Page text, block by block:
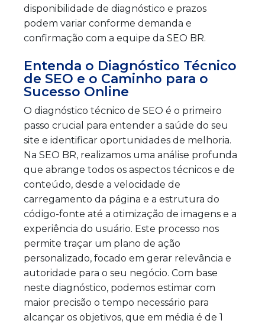
disponibilidade de diagnóstico e prazos
podem variar conforme demanda e
confirmação com a equipe da SEO BR.
Entenda o Diagnóstico Técnico
de SEO e o Caminho para o
Sucesso Online
O diagnóstico técnico de SEO é o primeiro
passo crucial para entender a saúde do seu
site e identificar oportunidades de melhoria.
Na SEO BR, realizamos uma análise profunda
que abrange todos os aspectos técnicos e de
conteúdo, desde a velocidade de
carregamento da página e a estrutura do
código-fonte até a otimização de imagens e a
experiência do usuário. Este processo nos
permite traçar um plano de ação
personalizado, focado em gerar relevância e
autoridade para o seu negócio. Com base
neste diagnóstico, podemos estimar com
maior precisão o tempo necessário para
alcançar os objetivos, que em média é de 1